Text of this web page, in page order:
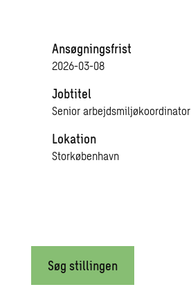
Ansøgningsfrist
2026-03-08
Jobtitel
Senior arbejdsmiljøkoordinator
Lokation
Storkøbenhavn
Søg stillingen